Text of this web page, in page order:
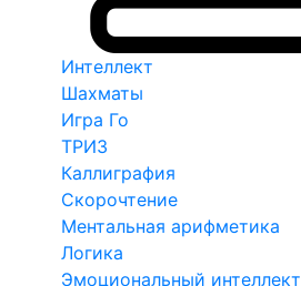
Интеллект
Шахматы
Игра Го
ТРИЗ
Каллиграфия
Скорочтение
Ментальная арифметика
Логика
Эмоциональный интеллект